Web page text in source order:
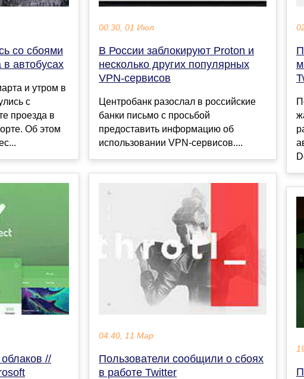
со сбоями
автобусах
и утром в
с
проезда в
Об этом
//
00:30, 01 Июл
В России заблокируют Proton и
несколько других популярных
VPN-сервисов
Центробанк разослал в российские
банки письмо с просьбой
предоставить информацию об
использовании VPN-сервисов....
04:40, 11 Мар
Пользователи сообщили о сбоях
в работе Twitter